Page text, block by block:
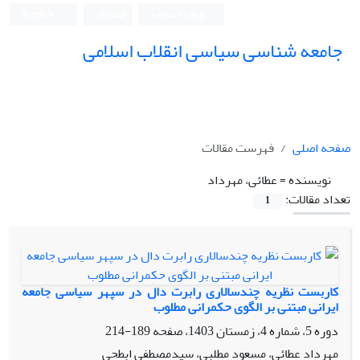
جامعه شناسی سیاسی انقلاب اسلامی
صفحه اصلی
فهرست مقالات
نویسنده =عطائی، مهرداد
تعداد مقالات:
1
کاربست نظریه چندسالاری رابرت دال در سپهر سیاسی جامعه
ایرانی مبتنی بر الگوی حکمرانی مطلوب
دوره 5، شماره 4، زمستان 1403، صفحه
189-214
مهرداد عطائی، مسعود مطلبی، سیدمصطفی ابطحی